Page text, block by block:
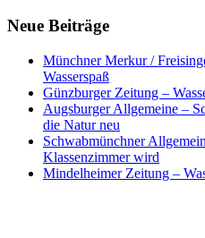
Neue Beiträge
Münchner Merkur /
Wasserspaß
Günzburger Zeitung –
Augsburger Allgemeine –
die Natur neu
Schwabmünchner
Klassenzimmer wird
Mindelheimer Zeitung –